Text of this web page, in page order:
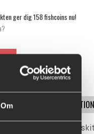
Om
ger dig 158 fishcoins nu!
SPECIFIKATION
Med minsta rörelse